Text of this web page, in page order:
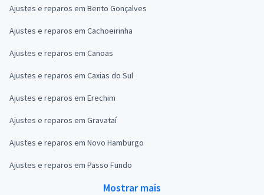
Ajustes e reparos em Bento Gonçalves
Ajustes e reparos em Cachoeirinha
Ajustes e reparos em Canoas
Ajustes e reparos em Caxias do Sul
Ajustes e reparos em Erechim
Ajustes e reparos em Gravataí
Ajustes e reparos em Novo Hamburgo
Ajustes e reparos em Passo Fundo
Mostrar mais